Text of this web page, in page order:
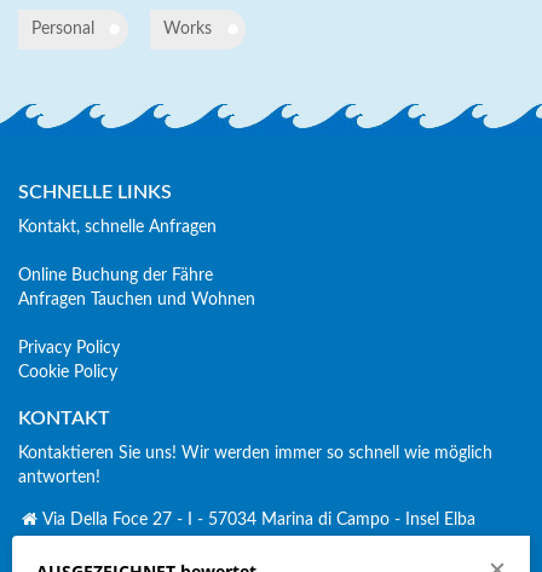
Personal Works
SCHNELLE LINKS
Kontakt, schnelle Anfragen
Online Buchung der Fähre
Anfragen Tauchen und Wohnen
Privacy Policy
Cookie Policy
KONTAKT
Kontaktieren Sie uns! Wir werden immer so schnell wie möglich
antworten!
Via Della Foce 27 - I - 57034 Marina di Campo - Insel Elba
Click to Call